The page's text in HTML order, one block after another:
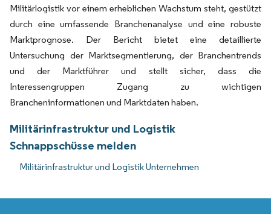
Militärlogistik vor einem erheblichen Wachstum steht, gestützt
durch eine umfassende Branchenanalyse und eine robuste
Marktprognose. Der Bericht bietet eine detaillierte
Untersuchung der Marktsegmentierung, der Branchentrends
und der Marktführer und stellt sicher, dass die
Interessengruppen Zugang zu wichtigen
Brancheninformationen und Marktdaten haben.
Militärinfrastruktur und Logistik
Schnappschüsse melden
Militärinfrastruktur und Logistik Unternehmen